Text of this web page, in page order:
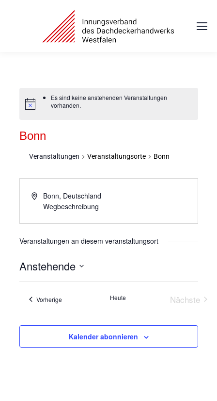
Es sind keine anstehenden Veranstaltungen
vorhanden.
Bonn
Veranstaltungen Veranstaltungsorte Bonn
Bonn, Deutschland
Wegbeschreibung
Veranstaltungen an diesem veranstaltungsort
Anstehende
Datum
VorherigeVeranstaltungen Heute
Nächste
Kalender abonnieren